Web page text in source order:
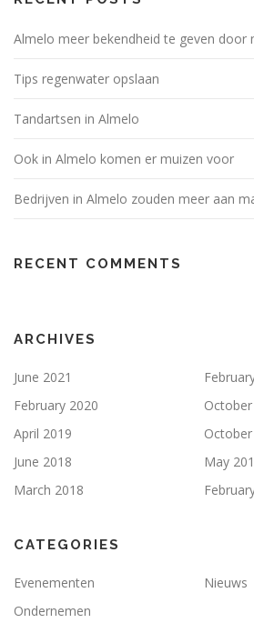
Almelo meer bekendheid te geven door
Tips regenwater opslaan
Tandartsen in Almelo
Ook in Almelo komen er muizen voor
Bedrijven in Almelo zouden meer aan
RECENT COMMENTS
ARCHIVES
June 2021
February 2020
April 2019
June 2018
May
March 2018
CATEGORIES
Evenementen
Nieuws
Ondernemen